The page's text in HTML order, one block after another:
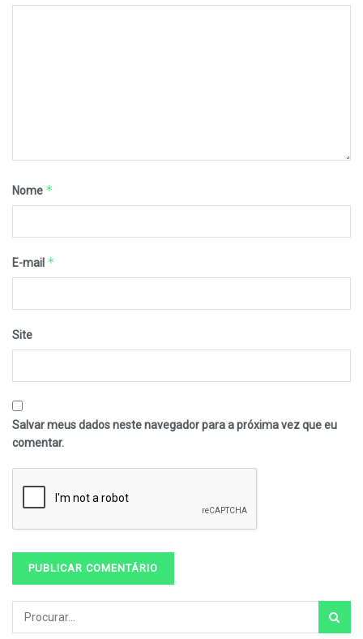
Nome *
E-mail *
Site
Salvar meus dados neste navegador para a próxima vez que eu
comentar.